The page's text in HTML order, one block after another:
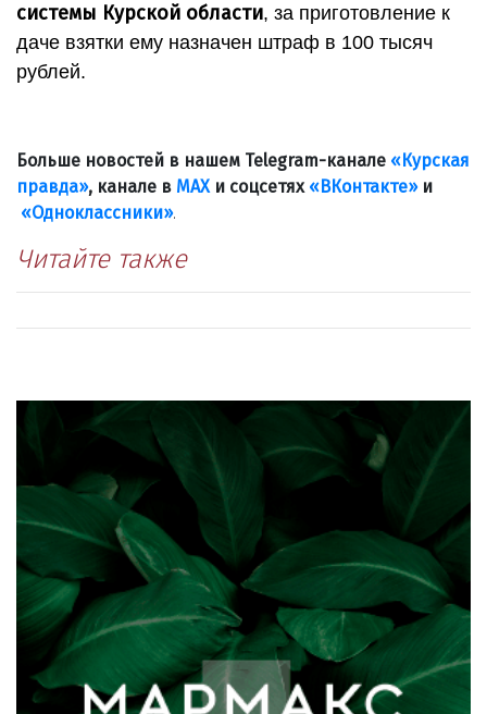
системы Курской области, за приготовление к
даче взятки ему назначен штраф в 100 тысяч
рублей.
Больше новостей в нашем Telegram-канале «Курская
правда», канале в МАХи соцсетях «ВКонтакте»и
«Одноклассники».
Читайте также